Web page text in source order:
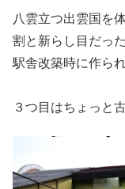
八雲立つ出雲国を
割と新らし目だっ
駅舎改築時に作ら
３つ目はちょっと